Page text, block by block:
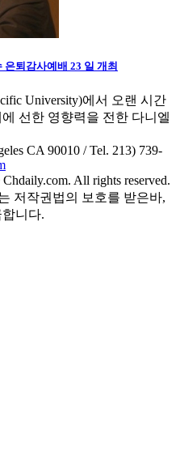
퇴감사예배 23 일 개최
University)에서 오랜 시간
선한 영향력을 전한 다니엘
CA 90010 / Tel. 213) 739-
All rights reserved.
저작권법의 보호를 받은바,
니다.